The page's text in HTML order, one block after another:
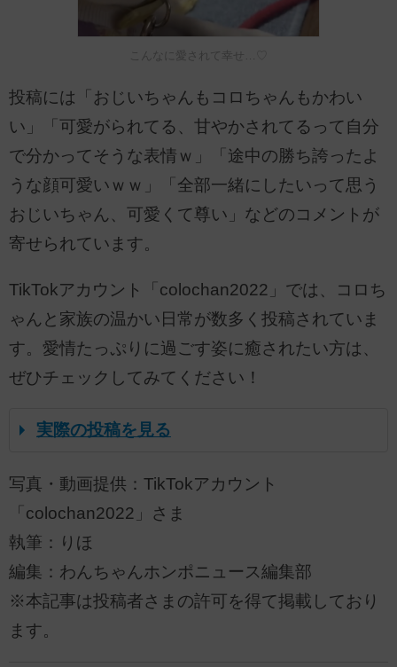
こんなに愛されて幸せ…♡
投稿には「おじいちゃんもコロちゃんもかわい
い」「可愛がられてる、甘やかされてるって自分
で分かってそうな表情ｗ」「途中の勝ち誇ったよ
うな顔可愛いｗｗ」「全部一緒にしたいって思う
おじいちゃん、可愛くて尊い」などのコメントが
寄せられています。
TikTokアカウント「colochan2022」では、コロち
ゃんと家族の温かい日常が数多く投稿されていま
す。愛情たっぷりに過ごす姿に癒されたい方は、
ぜひチェックしてみてください！
実際の投稿を見る
写真・動画提供：TikTokアカウント
「colochan2022」さま
執筆：りほ
編集：わんちゃんホンポニュース編集部
※本記事は投稿者さまの許可を得て掲載しており
ます。